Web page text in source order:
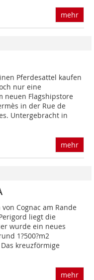
mehr
Pferdesattel kaufen
nur eine
neuen Flagshipstore
in der Rue de
Untergebracht in
mehr
Cognac am Rande
liegt die
wurde ein neues
1?500?m2
kreuzförmige
mehr